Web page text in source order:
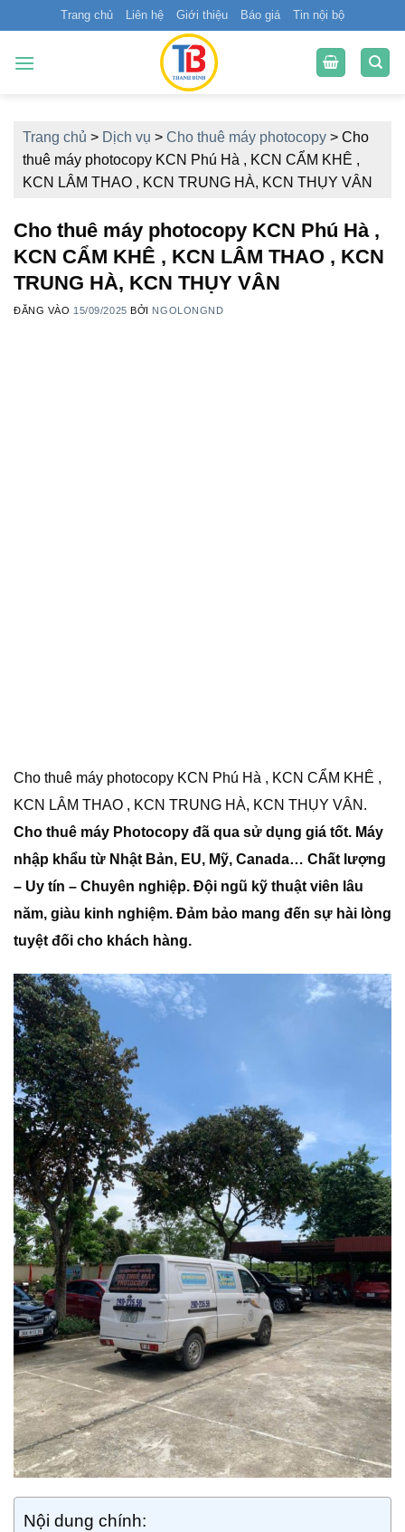
qua
nội
Trang chủ Liên hệ Giới thiệu Báo giá Tin nội bộ
Trang chủ > Dịch vụ > Cho thuê máy photocopy > Cho
thuê máy photocopy KCN Phú Hà , KCN CẨM KHÊ ,
KCN LÂM THAO , KCN TRUNG HÀ, KCN THỤY VÂN
Cho thuê máy photocopy KCN Phú Hà ,
KCN CẨM KHÊ , KCN LÂM THAO , KCN
TRUNG HÀ, KCN THỤY VÂN
ĐĂNG VÀO 15/09/2025 BỞI NGOLONGND
Cho thuê máy photocopy KCN Phú Hà , KCN CẨM KHÊ ,
KCN LÂM THAO , KCN TRUNG HÀ, KCN THỤY VÂN.
Cho thuê máy Photocopy đã qua sử dụng giá tốt. Máy
nhập khẩu từ Nhật Bản, EU, Mỹ, Canada… Chất lượng
– Uy tín – Chuyên nghiệp. Đội ngũ kỹ thuật viên lâu
năm, giàu kinh nghiệm. Đảm bảo mang đến sự hài lòng
tuyệt đối cho khách hàng.
Nội dung chính: